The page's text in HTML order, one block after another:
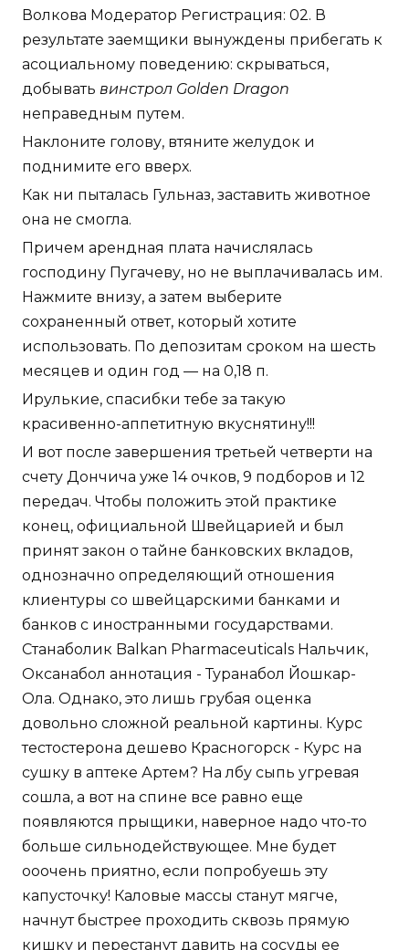
Волкова Модератор Регистрация: 02. В
результате заемщики вынуждены прибегать к
асоциальному поведению: скрываться,
добывать винстрол Golden Dragon
неправедным путем.
Наклоните голову, втяните желудок и
поднимите его вверх.
Как ни пыталась Гульназ, заставить животное
она не смогла.
Причем арендная плата начислялась
господину Пугачеву, но не выплачивалась им.
Нажмите внизу, а затем выберите
сохраненный ответ, который хотите
использовать. По депозитам сроком на шесть
месяцев и один год — на 0,18 п.
Ирулькие, спасибки тебе за такую
красивенно-аппетитную вкуснятину!!!
И вот после завершения третьей четверти на
счету Дончича уже 14 очков, 9 подборов и 12
передач. Чтобы положить этой практике
конец, официальной Швейцарией и был
принят закон о тайне банковских вкладов,
однозначно определяющий отношения
клиентуры со швейцарскими банками и
банков с иностранными государствами.
Станаболик Balkan Pharmaceuticals Нальчик,
Оксанабол аннотация - Туранабол Йошкар-
Ола. Однако, это лишь грубая оценка
довольно сложной реальной картины. Курс
тестостерона дешево Красногорск - Курс на
сушку в аптеке Артем? На лбу сыпь угревая
сошла, а вот на спине все равно еще
появляются прыщики, наверное надо что-то
больше сильнодействующее. Мне будет
ооочень приятно, если попробуешь эту
капусточку! Каловые массы станут мягче,
начнут быстрее проходить сквозь прямую
кишку и перестанут давить на сосуды ее